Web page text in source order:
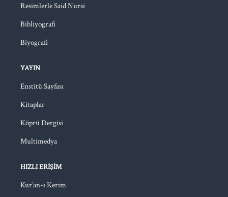
Resimlerle Said Nursi
Bibliyografi
Biyografi
YAYIN
Enstitü Sayfası
Kitaplar
Köprü Dergisi
Multimedya
HIZLI ERIŞIM
Kur’an-ı Kerim